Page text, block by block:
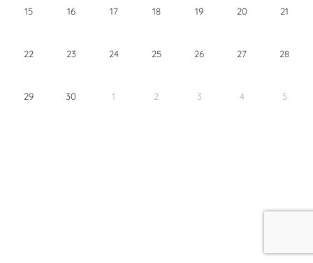
15 16 17 18 19 20 21
22 23 24 25 26 27 28
29 30 1 2 3 4 5